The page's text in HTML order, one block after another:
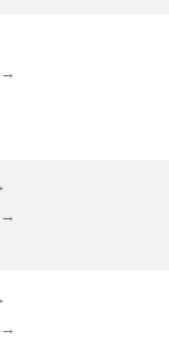
→
→
→